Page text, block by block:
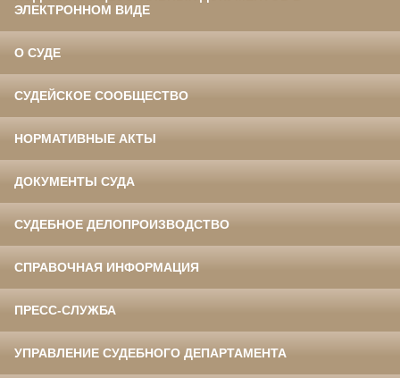
ЭЛЕКТРОННОМ ВИДЕ
О СУДЕ
СУДЕЙСКОЕ СООБЩЕСТВО
НОРМАТИВНЫЕ АКТЫ
ДОКУМЕНТЫ СУДА
СУДЕБНОЕ ДЕЛОПРОИЗВОДСТВО
СПРАВОЧНАЯ ИНФОРМАЦИЯ
ПРЕСС-СЛУЖБА
УПРАВЛЕНИЕ СУДЕБНОГО ДЕПАРТАМЕНТА